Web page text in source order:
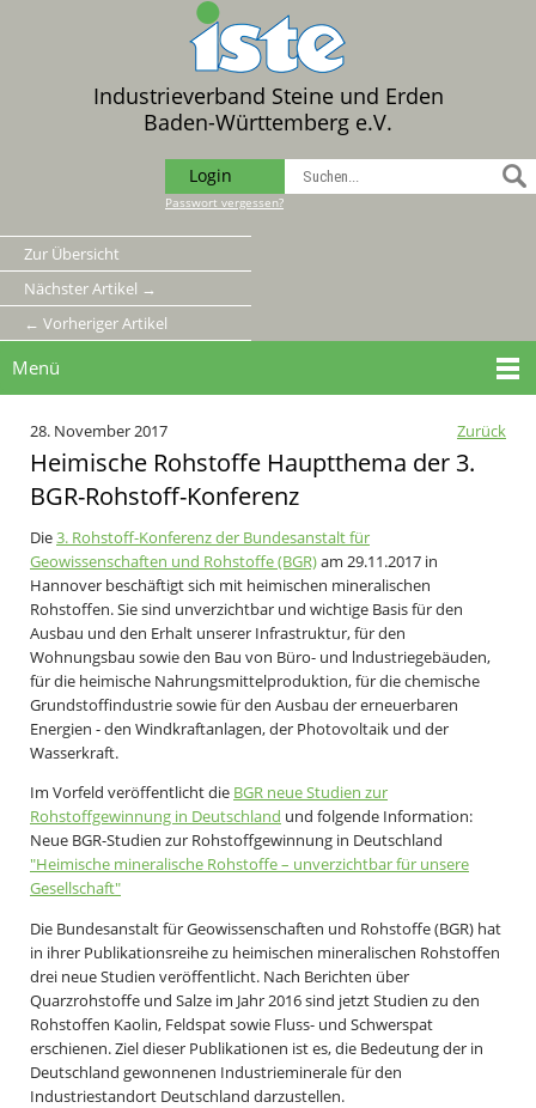
Industrieverband Steine und Erden
Baden-Württemberg e.V.
Login
Passwort vergessen?
Zur Übersicht
Nächster Artikel →
← Vorheriger Artikel
Menü
Zurück
28. November 2017
Heimische Rohstoffe Hauptthema der 3.
BGR-Rohstoff-Konferenz
Die3. Rohstoff-Konferenz der Bundesanstalt für
Geowissenschaften und Rohstoffe (BGR)am 29.11.2017 in
Hannover beschäftigt sich mit heimischen mineralischen
Rohstoffen. Sie sind unverzichtbar und wichtige Basis für den
Ausbau und den Erhalt unserer Infrastruktur, für den
Wohnungsbau sowie den Bau von Büro- und lndustriegebäuden,
für die heimische Nahrungsmittelproduktion, für die chemische
Grundstoffindustrie sowie für den Ausbau der erneuerbaren
Energien - den Windkraftanlagen, der Photovoltaik und der
Wasserkraft.
Im Vorfeld veröffentlicht die BGR neue Studien zur
Rohstoffgewinnung in Deutschland und folgende Information:
Neue BGR-Studien zur Rohstoffgewinnung in Deutschland
"Heimische mineralische Rohstoffe – unverzichtbar für unsere
Gesellschaft"
Die Bundesanstalt für Geowissenschaften und Rohstoffe (BGR) hat
in ihrer Publikationsreihe zu heimischen mineralischen Rohstoffen
drei neue Studien veröffentlicht. Nach Berichten über
Quarzrohstoffe und Salze im Jahr 2016 sind jetzt Studien zu den
Rohstoffen Kaolin, Feldspat sowie Fluss- und Schwerspat
erschienen. Ziel dieser Publikationen ist es, die Bedeutung der in
Deutschland gewonnenen Industrieminerale für den
Industriestandort Deutschland darzustellen.